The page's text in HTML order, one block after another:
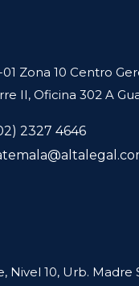
Zona 10 Centro
II, Oficina 302 A
2327 4646
Nivel 10, Urb. Madre